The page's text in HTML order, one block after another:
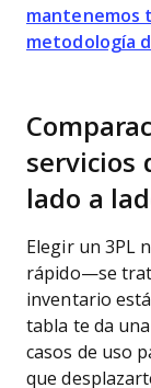
mantenemos
metodología
servicios
lado a
Elegir un 3PL
rápido—se
inventario
tabla te da
casos de uso
que